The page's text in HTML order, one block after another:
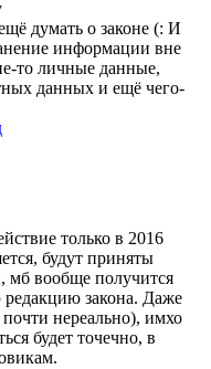
думать о законе (: И
информации вне
то личные данные,
данных и ещё чего-
только в 2016
будут приняты
мб вообще получится
закона. Даже
нереально), имхо
будет точечно, в